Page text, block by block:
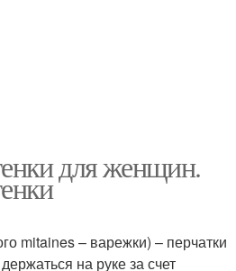
для женщин.
mitaines – варежки) – перчатки
на руке за счет